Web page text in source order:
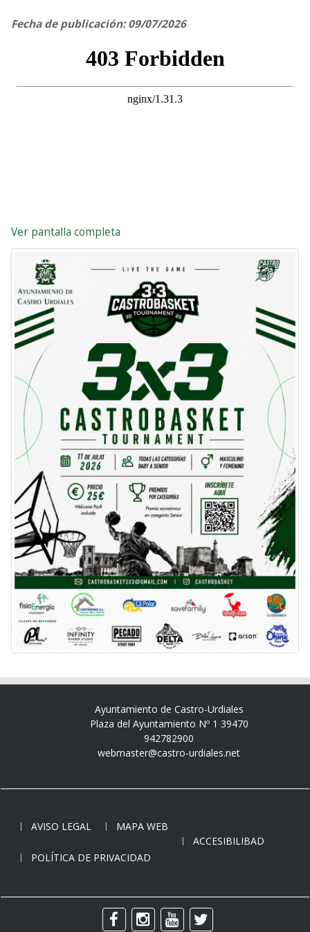
Fecha de publicación: 09/07/2026
Ver pantalla completa
Ayuntamiento de Castro-Urdiales
Plaza del Ayuntamiento Nº 1 39470
942782900
webmaster@castro-urdiales.net
AVISO LEGAL
MAPA WEB
ACCESIBILIBAD
POLÍTICA DE PRIVACIDAD